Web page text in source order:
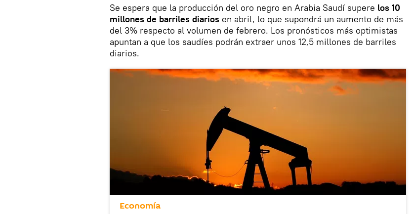
Se espera que la producción del oro negro en Arabia Saudí supere los 10
millones de barriles diarios en abril, lo que supondrá un aumento de más
del 3% respecto al volumen de febrero. Los pronósticos más optimistas
apuntan a que los saudíes podrán extraer unos 12,5 millones de barriles
diarios.
Economía